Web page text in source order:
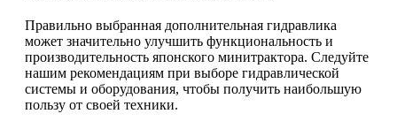
Правильно выбранная дополнительная гидравлика
может значительно улучшить функциональность и
производительность японского минитрактора. Следуйте
нашим рекомендациям при выборе гидравлической
системы и оборудования, чтобы получить наибольшую
пользу от своей техники.